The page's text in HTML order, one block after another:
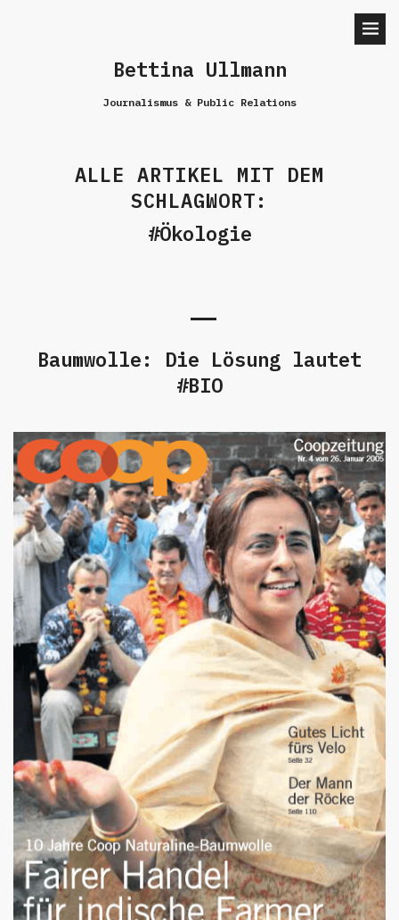
Bettina Ullmann
Journalismus & Public Relations
ALLE ARTIKEL MIT DEM
SCHLAGWORT:
Ökologie
Baumwolle: Die Lösung lautet
#BIO